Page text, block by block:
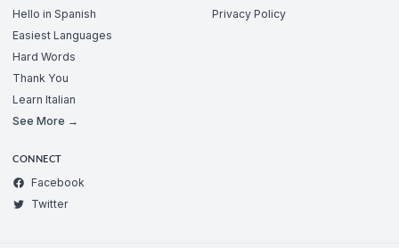
Hello in Spanish
Easiest Languages
Hard Words
Thank You
Learn Italian
See More →
Privacy Policy
CONNECT
Facebook
Twitter